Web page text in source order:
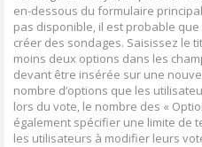
en-dessous du formulaire
pas disponible, il est probable
créer des sondages. Saisissez le
moins deux options dans les
devant être insérée sur une
nombre d’options que les
lors du vote, le nombre des «
également spécifier une limite de
les utilisateurs à modifier leurs